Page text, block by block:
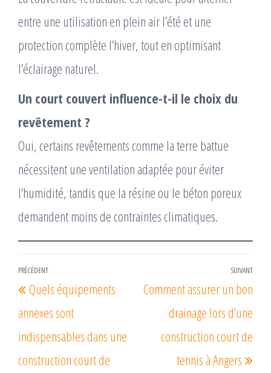
entre une utilisation en plein air l’été et une
protection complète l’hiver, tout en optimisant
l’éclairage naturel.
Un court couvert influence-t-il le choix du
revêtement ?
Oui, certains revêtements comme la terre battue
nécessitent une ventilation adaptée pour éviter
l’humidité, tandis que la résine ou le béton poreux
demandent moins de contraintes climatiques.
Navigation
de
l’article
Article
précédent
PRÉCÉDENT
Quels équipements
annexes sont
indispensables dans une
construction court de
SUIVANT
Comment assurer un bon
drainage lors d’une
construction court de
tennis à Angers